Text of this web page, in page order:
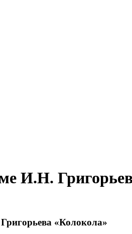
И.Н.
«Колокола»